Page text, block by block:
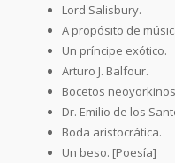
Lord Salisbury.
A propósito de
Un príncipe exótico.
Arturo J. Balfour.
Bocetos
Dr. Emilio de los
Boda aristocrática.
Un beso. [Poesía]